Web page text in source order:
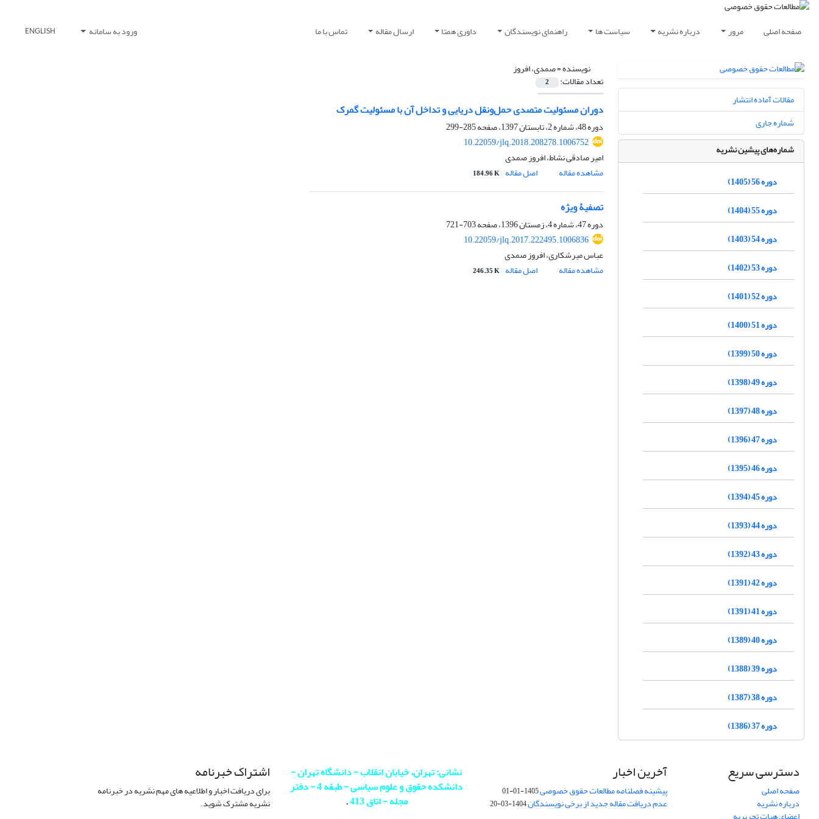
صفحه اصلی مرور درباره نشریه سیاست ها راهنمای نویسندگان داوری همتا ارسال مقاله تماس با ما ورود به سامانه ENGLISH
نویسنده =صمدی، افروز
تعداد مقالات: 2
دوران مسئولیت متصدی حمل‌ونقل دریایی و تداخل آن با مسئولیت گمرک
دوره 48، شماره 2، تابستان 1397، صفحه
285-299
10.22059/jlq.2018.208278.1006752
امیر صادقی نشاط، افروز صمدی
مشاهده مقاله
اصل مقاله 184.96 K
تصفیۀ ویژه
دوره 47، شماره 4، زمستان 1396، صفحه
703-721
10.22059/jlq.2017.222495.1006836
عباس میرشکاری، افروز صمدی
مشاهده مقاله
اصل مقاله 246.35 K
مقالات آماده انتشار
شماره جاری
شماره‌های پیشین نشریه
دوره 56 (1405)
دوره 55 (1404)
دوره 54 (1403)
دوره 53 (1402)
دوره 52 (1401)
دوره 51 (1400)
دوره 50 (1399)
دوره 49 (1398)
دوره 48 (1397)
دوره 47 (1396)
دوره 46 (1395)
دوره 45 (1394)
دوره 44 (1393)
دوره 43 (1392)
دوره 42 (1391)
دوره 41 (1391)
دوره 40 (1389)
دوره 39 (1388)
دوره 38 (1387)
دوره 37 (1386)
دسترسی سریع
صفحه اصلی
درباره نشریه
آخرین اخبار
پیشینه فصلنامه مطالعات حقوق خصوصی1405-01-01
عدم دریافت مقاله جدید از برخی نویسندگان1404-03-20
نشانی: تهران، خیابان انقلاب - دانشگاه تهران -
دانشکده حقوق و علوم سیاسی - طبقه 4 - دفتر
مجله - اتاق 413
.
اشتراک خبرنامه
برای دریافت اخبار و اطلاعیه های مهم نشریه در خبرنامه
نشریه مشترک شوید.